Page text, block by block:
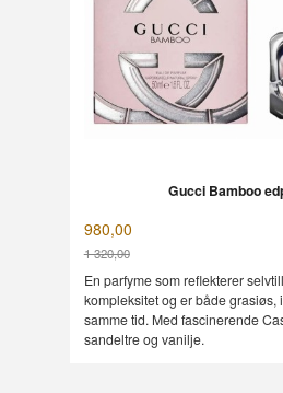
Gucci Bamboo
980,00
1 320,00
Rabatt
En parfyme som reflekterer
kompleksitet og er både grasiøs,
samme tid. Med fascinerende
sandeltre og vanilje.